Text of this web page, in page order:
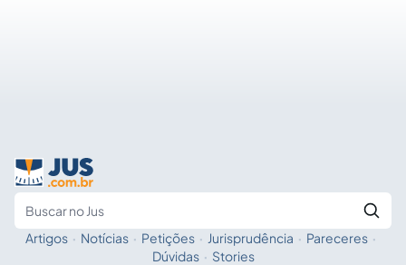
Fale com a IA
Artigos · Notícias · Petições · Jurisprudência · Pareceres ·
Dúvidas · Stories